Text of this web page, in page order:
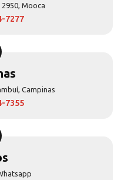
Mooca
7277
Campinas
7355